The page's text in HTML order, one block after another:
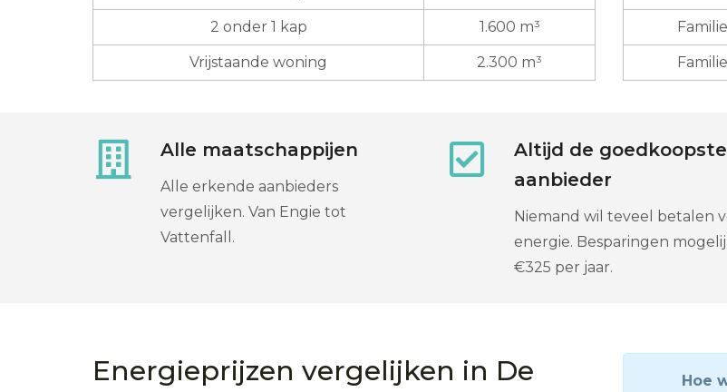
2 onder 1 kap 1.600 m³
Vrijstaande woning 2.300 m³
Alle maatschappijen
Alle erkende aanbieders
vergelijken. Van Engie tot
Vattenfall.
Altijd de goedkoopste
aanbieder
Niemand wil teveel betalen
energie. Besparingen
€325 per jaar.
Energieprijzen vergelijken in De
Hoe